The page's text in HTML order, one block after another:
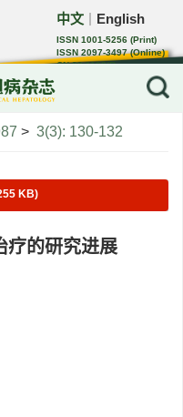
中文 English
ISSN 1001-5256 (Print)
ISSN 2097-3497 (Online)
CN 22-1108/R
> 3(3): 130-132
KB)
疗的研究进展